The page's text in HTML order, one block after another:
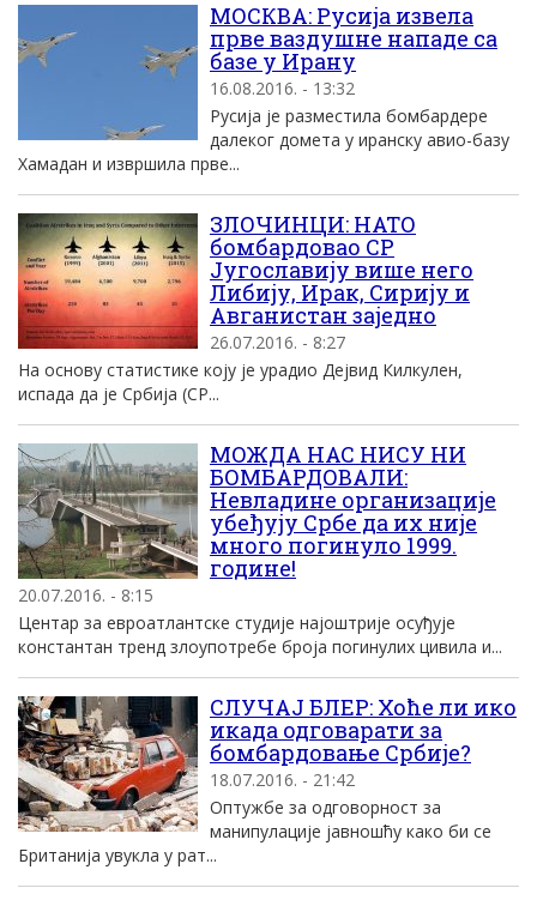
МОСКВА: Русија извела
прве ваздушне нападе са
базе у Ирану
16.08.2016. - 13:32
Русија је разместила бомбардере
далеког домета у иранску авио-базу
Хамадан и извршила прве...
ЗЛОЧИНЦИ: НАТО
бомбардовао СР
Југославију више него
Либију, Ирак, Сирију и
Авганистан заједно
26.07.2016. - 8:27
На основу статистике коју је урадио Дејвид Килкулен,
испада да је Србија (СР...
МОЖДА НАС НИСУ НИ
БОМБАРДОВАЛИ:
Невладине организације
убеђују Србе да их није
много погинуло 1999.
године!
20.07.2016. - 8:15
Центар за евроатлантске студије најоштрије осуђује
константан тренд злоупотребе броја погинулих цивила и...
СЛУЧАЈ БЛЕР: Хоће ли ико
икада одговарати за
бомбардовање Србије?
18.07.2016. - 21:42
Оптужбе за одговорност за
манипулације јавношћу како би се
Британија увукла у рат...